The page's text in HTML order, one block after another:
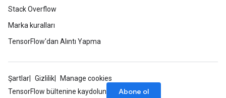
Stack Overflow
Marka kuralları
TensorFlow'dan Alıntı Yapma
Şartlar Gizlilik
Manage cookies
TensorFlow bültenine kaydolun
Abone ol